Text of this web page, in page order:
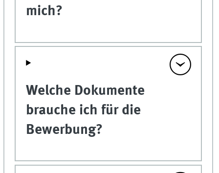
mich?
Welche Dokumente
brauche ich für die
Bewerbung?